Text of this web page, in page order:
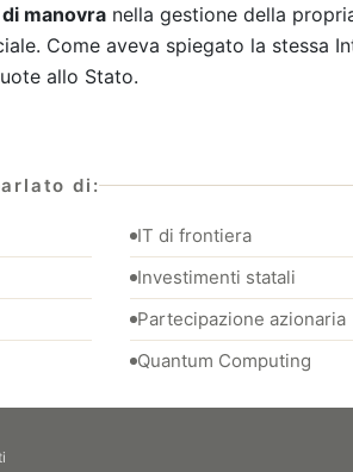
manovra nella gestione della
Come aveva spiegato la stessa
allo Stato.
di:
IT di frontiera
Investimenti statali
Partecipazione azionaria
Quantum Computing